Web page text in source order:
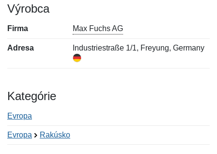
Výrobca
Firma Max Fuchs AG
Adresa Industriestraße 1/1, Freyung, Germany
Kategórie
Evropa
Evropa Rakúsko